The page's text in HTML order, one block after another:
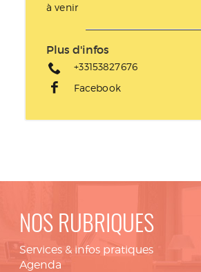
à venir
Plus d'infos
+33153827676
Facebook
NOS RUBRIQUES
Services & infos pratiques
Agenda